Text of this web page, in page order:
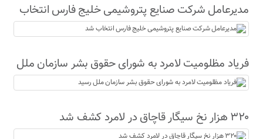
مدیرعامل شرکت صنایع پتروشیمی خلیج فارس انتخاب
شد
فریاد مظلومیت لامرد به شورای حقوق بشر سازمان ملل
رسید
۳۲۰ هزار نخ سیگار قاچاق در لامرد کشف شد